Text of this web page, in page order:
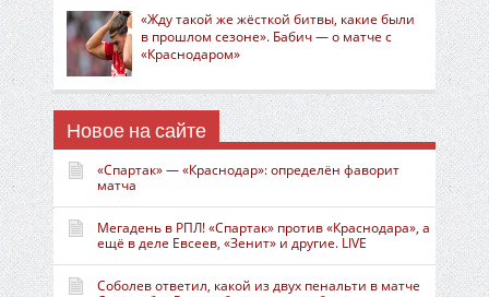
«Жду такой же жёсткой битвы, какие были
в прошлом сезоне». Бабич — о матче с
«Краснодаром»
Новое на сайте
«Спартак» — «Краснодар»: определён фаворит
матча
Мегадень в РПЛ! «Спартак» против «Краснодара», а
ещё в деле Евсеев, «Зенит» и другие. LIVE
Соболев ответил, какой из двух пенальти в матче